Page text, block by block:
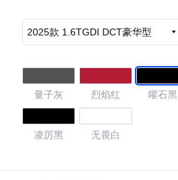
2025款 1.6TGDI DCT豪华型
量子灰 烈焰红 曜石黑
凌厉黑 无畏白